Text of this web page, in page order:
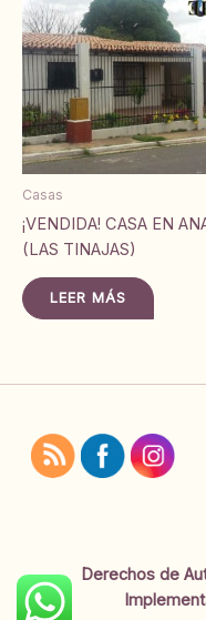
Casas
¡VENDIDA! CASA EN
(LAS TINAJAS)
LEER MÁS
Derechos de